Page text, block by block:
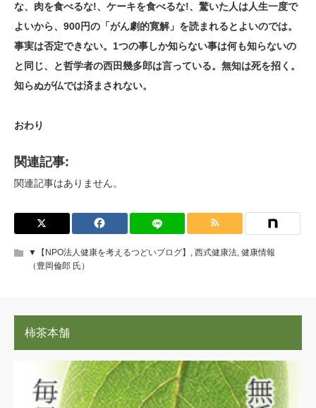
な、肉を食べるな!、ケーキを食べるな!、驚いた人は人生一度で
よいから、900円の「がん劇的寛解」を読まれるとよいのでは。
事実は否定できない。1つの事しか知らない事は何も知らないの
と同じ、と哲学者の西田幾多郎は言っている。無知は死を招く。
知らぬが仏では済まされない。
おわり
関連記事:
関連記事はありません。
▼【NPO法人健康を考えるつどいブログ】 , 西式健康法, 健康情報
（豊岡倫郎 氏）
柿茶本舗